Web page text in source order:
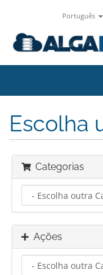
Português
Escolha
Categorias
Ações